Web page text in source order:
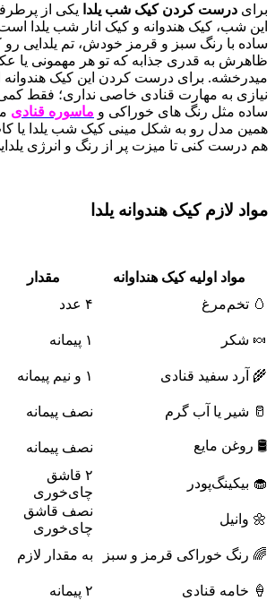
برای درست کردن کیک شب یلدا یکی از
این شب، کیک هندوانه و کیک انار شب یلدا
ساده با رنگ سبز و قرمز خودش، تم یلدایی رو
ظاهرش به‌ قدری جذابه که تو هر مهمونی یا
میدرخشه. برای درست کردن این کیک هندوانه
نیازی به مهارت قنادی خاصی نداری؛ فقط کمی
ساده مثل رنگ های خوراکی و ماسوره قنادی
همین مدل رو به شکل مینی کیک شب یلدا یا
هم درست کنی تا میزت پر از رنگ و انرژی
مواد لازم کیک هندوانه یلدا
مواد اولیه کیک هنداوانه مقدار
🥚 تخم‌مرغ
۴ عدد
🍬 شکر
۱ پیمانه
🌾 آرد سفید قنادی
۱ و نیم پیمانه
🥛 شیر یا آب گرم
نصف پیمانه
🛢️ روغن مایع
نصف پیمانه
🧁 بیکینگ‌پودر
۲ قاشق
چای‌خوری
🌼 وانیل
نصف قاشق
چای‌خوری
🌈 رنگ خوراکی قرمز و سبز
به مقدار لازم
🍦 خامه قنادی
۲ پیمانه